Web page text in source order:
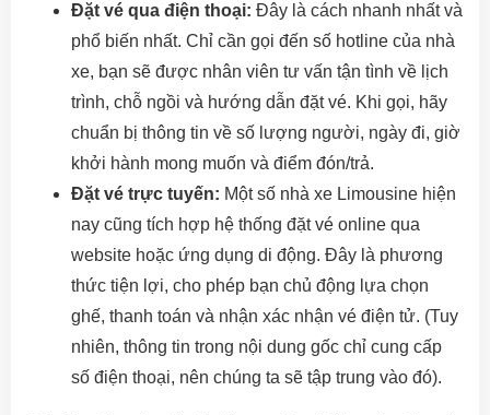
Đặt vé qua điện thoại: Đây là cách nhanh nhất và
phổ biến nhất. Chỉ cần gọi đến số hotline của nhà
xe, bạn sẽ được nhân viên tư vấn tận tình về lịch
trình, chỗ ngồi và hướng dẫn đặt vé. Khi gọi, hãy
chuẩn bị thông tin về số lượng người, ngày đi, giờ
khởi hành mong muốn và điểm đón/trả.
Đặt vé trực tuyến: Một số nhà xe Limousine hiện
nay cũng tích hợp hệ thống đặt vé online qua
website hoặc ứng dụng di động. Đây là phương
thức tiện lợi, cho phép bạn chủ động lựa chọn
ghế, thanh toán và nhận xác nhận vé điện tử. (Tuy
nhiên, thông tin trong nội dung gốc chỉ cung cấp
số điện thoại, nên chúng ta sẽ tập trung vào đó).